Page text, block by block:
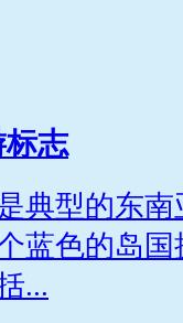
志
典型的东
蓝色的岛
...